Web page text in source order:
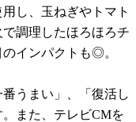
し、玉ねぎやトマト
調理したほろほろチ
インパクトも◎。
うまい」、「復活し
また、テレビCMを